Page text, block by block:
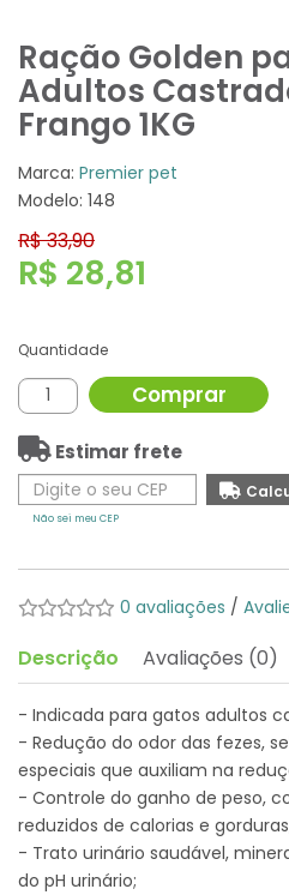
Ração Golden
Adultos
Frango 1KG
Marca: Premier pet
Modelo: 148
R$ 33,90
R$ 28,81
Quantidade
Comprar
Estimar frete
Não sei meu CEP
0 avaliações /
Descrição Avaliações (0)
- Indicada para gatos adultos
- Redução do odor das fezes,
especiais que auxiliam na
- Controle do ganho de peso,
reduzidos de calorias e
- Trato urinário saudável,
do pH urinário;